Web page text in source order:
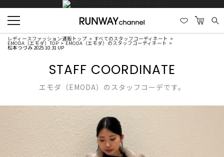
レディースファッション通販トップ すべてのスタッフコーディネート
EMODA（エモダ）TOP EMODA（エモダ）のスタッフコーディネート
松本つづみ 2025.10.31 UP
STAFF COORDINATE
エモダ（EMODA）のスタッフコーデです。